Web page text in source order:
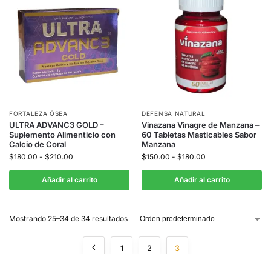
FORTALEZA ÓSEA
ULTRA ADVANC3 GOLD –
Suplemento Alimenticio con
Calcio de Coral
$180.00 - $210.00
Añadir al carrito
DEFENSA NATURAL
Vinazana Vinagre de Manzana –
60 Tabletas Masticables Sabor
Manzana
$150.00 - $180.00
Añadir al carrito
Mostrando 25–34 de 34 resultados
1 2 3